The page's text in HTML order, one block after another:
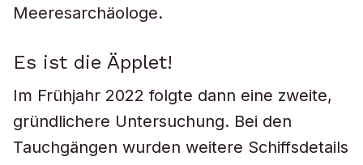
Meeresarchäologe.
Es ist die Äpplet!
Im Frühjahr 2022 folgte dann eine zweite,
gründlichere Untersuchung. Bei den
Tauchgängen wurden weitere Schiffsdetails